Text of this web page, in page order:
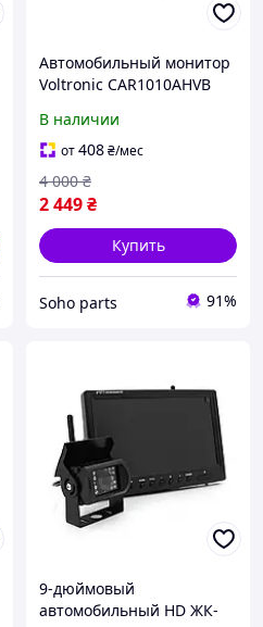
Автомобильный монитор
Voltronic CAR1010AHVB
В наличии
от408₴/мес
2 449₴
4 000 ₴
Купить
Soho parts 91%
9-дюймовый
автомобильный HD ЖК-